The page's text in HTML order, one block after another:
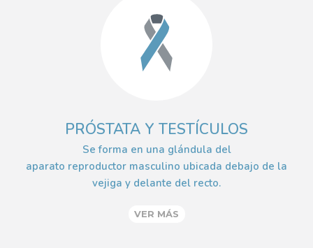
PRÓSTATA Y TESTÍCULOS
Se forma en una glándula del
aparato reproductor masculino ubicada debajo de la
vejiga y delante del recto.
VER MÁS